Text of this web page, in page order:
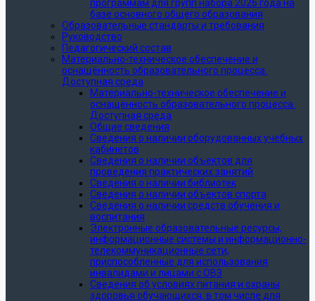
программам для групп набора 2026 года на
базе основного общего образования
Образовательные стандарты и требования
Руководство
Педагогический состав
Материально-техническое обеспечение и
оснащённость образовательного процесса.
Доступная среда
Материально-техническое обеспечение и
оснащённость образовательного процесса.
Доступная среда
Общие сведения
Сведения о наличии оборудованных учебных
кабинетов
Сведения о наличии объектов для
проведения практических занятий
Сведения о наличии библиотек
Сведения о наличии объектов спорта
Сведения о наличии средств обучения и
воспитания
Электронные образовательные ресурсы,
информационные системы и информационно-
телекоммуникационные сети,
приспособленные для использования
инвалидами и лицами с ОВЗ
Сведения об условиях питания и охраны
здоровья обучающихся, в том числе для